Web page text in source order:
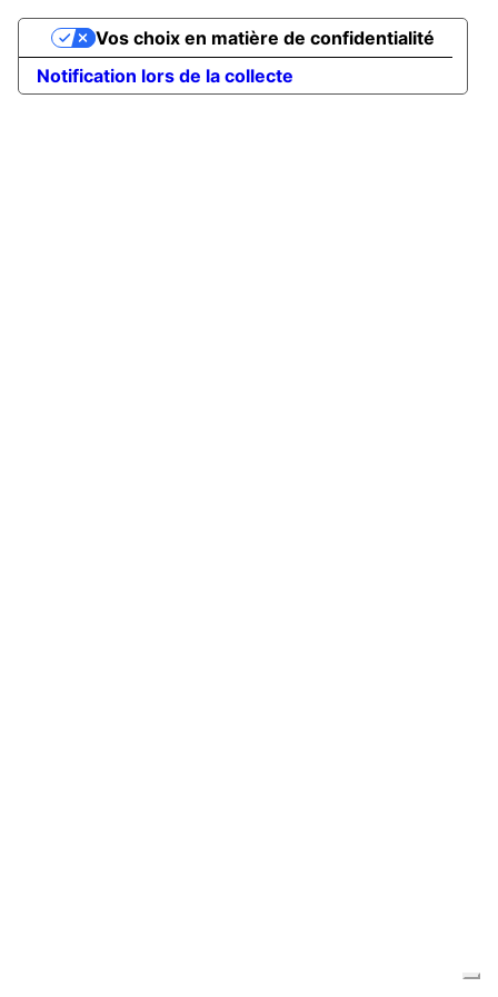
Notification lors de la collecte
Vos choix en matière de confidentialité